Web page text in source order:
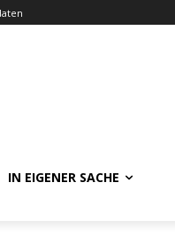
IN EIGENER SACHE